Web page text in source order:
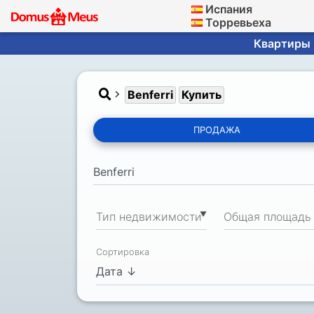
Испания
Торревьеха
Квартиры
Benferri Купить
ПРОДАЖА
▼
Тип недвижимости
Сортировка